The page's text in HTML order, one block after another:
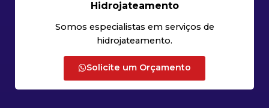
Hidrojateamento
Somos especialistas em serviços de
hidrojateamento.
Solicite um Orçamento